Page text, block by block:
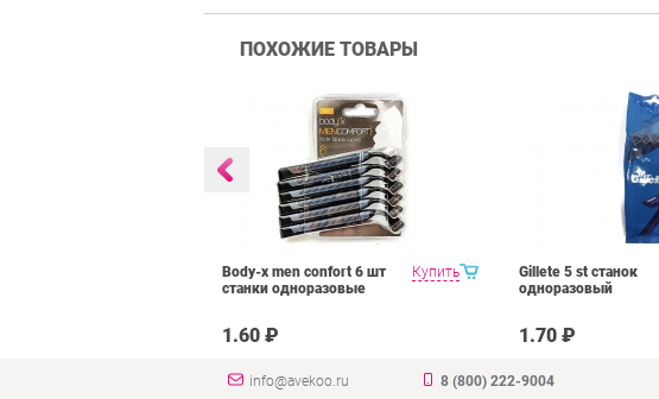
ПОХОЖИЕ ТОВАРЫ
Купить
Body-x men confort 6 шт
станки одноразовые
1.60 ₽
Gillete 5 st станок
одноразовый
1.70 ₽
info@avekoo.ru 8 (800) 222-9004